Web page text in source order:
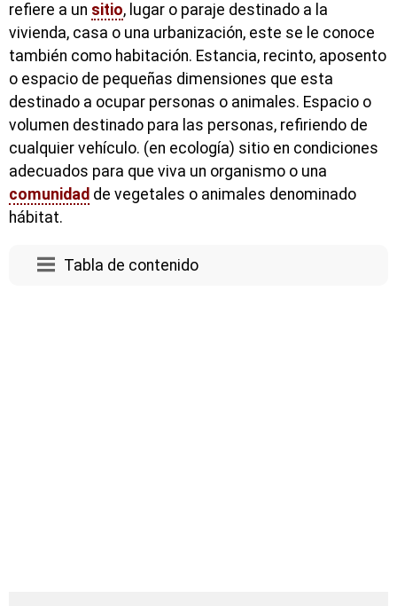
refiere a un sitio, lugar o paraje destinado a la
vivienda, casa o una urbanización, este se le conoce
también como habitación. Estancia, recinto, aposento
o espacio de pequeñas dimensiones que esta
destinado a ocupar personas o animales. Espacio o
volumen destinado para las personas, refiriendo de
cualquier vehículo. (en ecología) sitio en condiciones
adecuados para que viva un organismo o una
comunidad de vegetales o animales denominado
hábitat.
Tabla de contenido